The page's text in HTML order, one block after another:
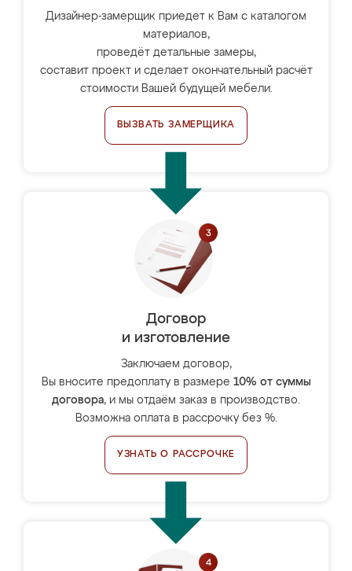
Дизайнер-замерщик приедет к Вам с каталогом
материалов,
проведёт детальные замеры,
составит проект и сделает окончательный расчёт
стоимости Вашей будущей мебели.
ВЫЗВАТЬ ЗАМЕРЩИКА
Договор
и изготовление
Заключаем договор,
Вы вносите предоплату в размере 10% от суммы
договора, и мы отдаём заказ в производство.
Возможна оплата в рассрочку без %.
УЗНАТЬ О РАССРОЧКЕ